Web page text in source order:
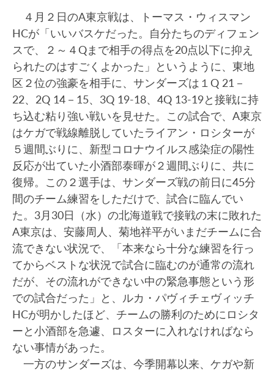
４月２日のA東京戦は、トーマス・ウィスマン
HCが「いいバスケだった。自分たちのディフェン
スで、２～４Qまで相手の得点を20点以下に抑え
られたのはすごくよかった」というように、東地
区２位の強豪を相手に、サンダーズは１Q 21－
22、2Q 14－15、3Q 19-18、4Q 13-19と接戦に持
ち込む粘り強い戦いを見せた。この試合で、A東京
はケガで戦線離脱していたライアン・ロシターが
５週間ぶりに、新型コロナウイルス感染症の陽性
反応が出ていた小酒部泰暉が２週間ぶりに、共に
復帰。この２選手は、サンダーズ戦の前日に45分
間のチーム練習をしただけで、試合に臨んでい
た。3月30日（水）の北海道戦で接戦の末に敗れた
A東京は、安藤周人、菊地祥平がいまだチームに合
流できない状況で、「本来なら十分な練習を行っ
てからベストな状況で試合に臨むのが通常の流れ
だが、その流れができない中の緊急事態という形
での試合だった」と、ルカ・パヴィチェヴィッチ
HCが明かしたほど、チームの勝利のためにロシタ
ーと小酒部を急遽、ロスターに入れなければなら
ない事情があった。
一方のサンダーズは、今季開幕以来、ケガや新